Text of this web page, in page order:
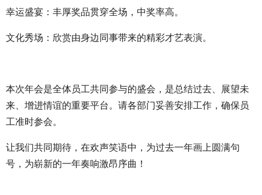
幸运盛宴：丰厚奖品贯穿全场，中奖率高。
文化秀场：欣赏由身边同事带来的精彩才艺表演。
本次年会是全体员工共同参与的盛会，是总结过去、展望未
来、增进情谊的重要平台。请各部门妥善安排工作，确保员
工准时参会。
让我们共同期待，在欢声笑语中，为过去一年画上圆满句
号，为崭新的一年奏响激昂序曲！